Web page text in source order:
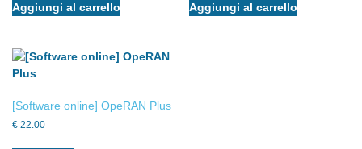
Aggiungi al carrello Aggiungi al carrello
[Software online] OpeRAN Plus
€ 22.00